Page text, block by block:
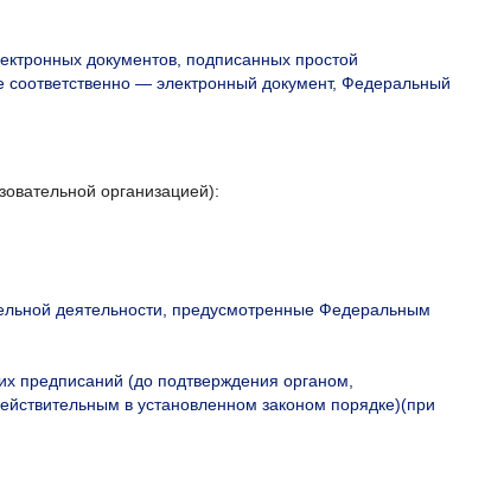
документов, подписанных простой
— электронный документ, Федеральный
организацией):
деятельности, предусмотренные Федеральным
предписаний (до подтверждения органом,
в установленном законом порядке)(при